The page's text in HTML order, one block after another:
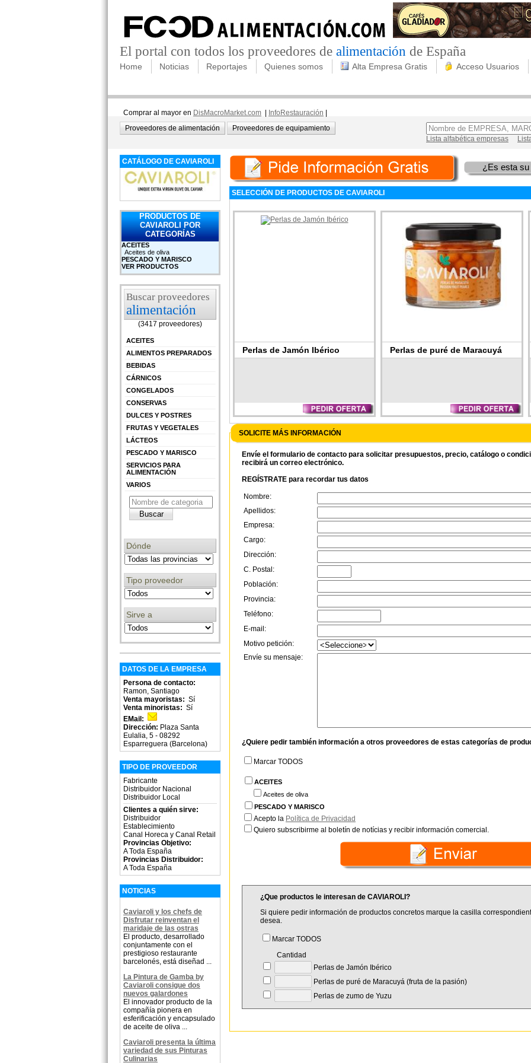
El portal con todos los proveedores de alimentación de España
Home Noticias Reportajes Quienes somos Alta Empresa Gratis Acceso Usuarios
Comprar al mayor en DisMacroMarket.com InfoRestauración
Proveedores de alimentación
Proveedores de equipamiento
Lista alfabética empresas
CATÁLOGO DE CAVIAROLI
PRODUCTOS DE
CAVIAROLI POR
CATEGORÍAS
ACEITES
Aceites de oliva
PESCADO Y MARISCO
VER PRODUCTOS
Buscar proveedores
alimentación
(3417 proveedores)
ACEITES
ALIMENTOS PREPARADOS
BEBIDAS
CÁRNICOS
CONGELADOS
CONSERVAS
DULCES Y POSTRES
FRUTAS Y VEGETALES
LÁCTEOS
PESCADO Y MARISCO
SERVICIOS PARA
ALIMENTACIÓN
VARIOS
Dónde
Tipo proveedor
Sirve a
DATOS DE LA EMPRESA
Persona de contacto:
Ramon, Santiago
Venta mayoristas: Sí
Venta minoristas: Sí
EMail:
Dirección: Plaza Santa
Eulalia, 5 - 08292
Esparreguera (Barcelona)
TIPO DE PROVEEDOR
Fabricante
Distribuidor Nacional
Distribuidor Local
Clientes a quién sirve:
Distribuidor
Establecimiento
Canal Horeca y Canal Retail
Provincias Objetivo:
A Toda España
Provincias Distribuidor:
A Toda España
NOTICIAS
Caviaroli y los chefs de
Disfrutar reinventan el
maridaje de las ostras
El producto, desarrollado
conjuntamente con el
prestigioso restaurante
barcelonés, está diseñad ...
La Pintura de Gamba by
Caviaroli consigue dos
nuevos galardones
El innovador producto de la
compañía pionera en
esferificación y encapsulado
de aceite de oliva ...
Caviaroli presenta la última
variedad de sus Pinturas
Culinarias
¿Es esta
SELECCIÓN DE PRODUCTOS DE CAVIAROLI
Perlas de Jamón Ibérico
Perlas de puré de Maracuyá
SOLICITE MÁS INFORMACIÓN
Envíe el formulario de contacto para solicitar presupuestos, precio, catálogo o
recibirá un correo electrónico.
REGÍSTRATE para recordar tus datos
Nombre:
Apellidos:
Empresa:
Cargo:
Dirección:
C. Postal:
Población:
Provincia:
Teléfono:
E-mail:
Motivo petición:
Envíe su mensaje:
¿Quiere pedir también información a otros proveedores de estas categorías de
Marcar TODOS
ACEITES
Aceites de oliva
PESCADO Y MARISCO
Acepto la Política de Privacidad
Quiero subscribirme al boletín de notícias y recibir información comercial.
¿Que productos le interesan de CAVIAROLI?
Si quiere pedir información de productos concretos marque la casilla
desea.
Marcar TODOS
Cantidad
Perlas de Jamón Ibérico
Perlas de puré de Maracuyá (fruta de la pasión)
Perlas de zumo de Yuzu